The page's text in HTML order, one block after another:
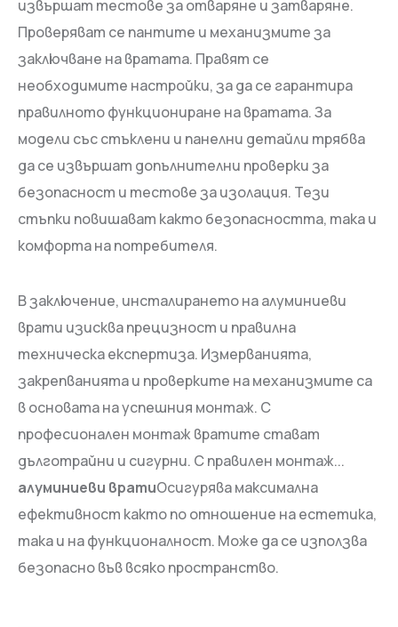
извършат тестове за отваряне и затваряне.
Проверяват се пантите и механизмите за
заключване на вратата. Правят се
необходимите настройки, за да се гарантира
правилното функциониране на вратата. За
модели със стъклени и панелни детайли трябва
да се извършат допълнителни проверки за
безопасност и тестове за изолация. Тези
стъпки повишават както безопасността, така и
комфорта на потребителя.
В заключение, инсталирането на алуминиеви
врати изисква прецизност и правилна
техническа експертиза. Измерванията,
закрепванията и проверките на механизмите са
в основата на успешния монтаж. С
професионален монтаж вратите стават
дълготрайни и сигурни. С правилен монтаж...
алуминиеви вратиОсигурява максимална
ефективност както по отношение на естетика,
така и на функционалност. Може да се използва
безопасно във всяко пространство.